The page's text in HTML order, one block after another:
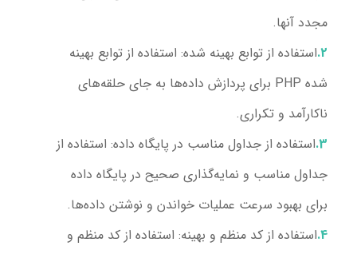
مجدد آنها.
استفاده از توابع بهینه شده: استفاده از توابع بهینه
شده PHP برای پردازش داده‌ها به جای حلقه‌های
ناکارآمد و تکراری.
استفاده از جداول مناسب در پایگاه داده: استفاده از
جداول مناسب و نمایه‌گذاری صحیح در پایگاه داده
برای بهبود سرعت عملیات خواندن و نوشتن داده‌ها.
استفاده از کد منظم و بهینه: استفاده از کد منظم و